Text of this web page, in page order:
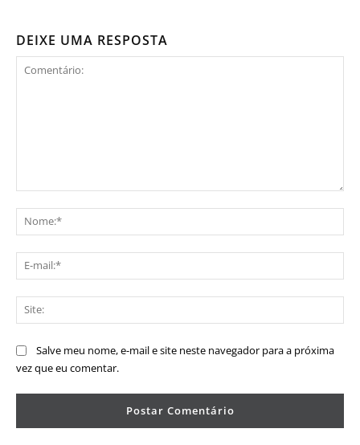
DEIXE UMA RESPOSTA
Salve meu nome, e-mail e site neste navegador para a próxima
vez que eu comentar.